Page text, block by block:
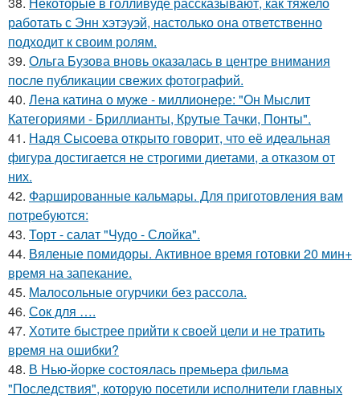
работать с Энн хэтэуэй, настолько она ответственно
подходит к своим ролям.
39. Ольга Бузова вновь оказалась в центре внимания
после публикации свежих фотографий.
40. Лена катина о муже - миллионере: "Он Мыслит
Категориями - Бриллианты, Крутые Тачки, Понты".
41. Надя Сысоева открыто говорит, что её идеальная
фигура достигается не строгими диетами, а отказом от
них.
42. Фаршированные кальмары. Для приготовления вам
потребуются:
43. Торт - салат "Чудо - Слойка".
44. Вяленые помидоры. Активное время готовки 20 мин+
время на запекание.
45. Малосольные огурчики без рассола.
46. Сок для ….
47. Хотите быстрее прийти к своей цели и не тратить
время на ошибки?
48. В Нью-йорке состоялась премьера фильма
"Последствия", которую посетили исполнители главных